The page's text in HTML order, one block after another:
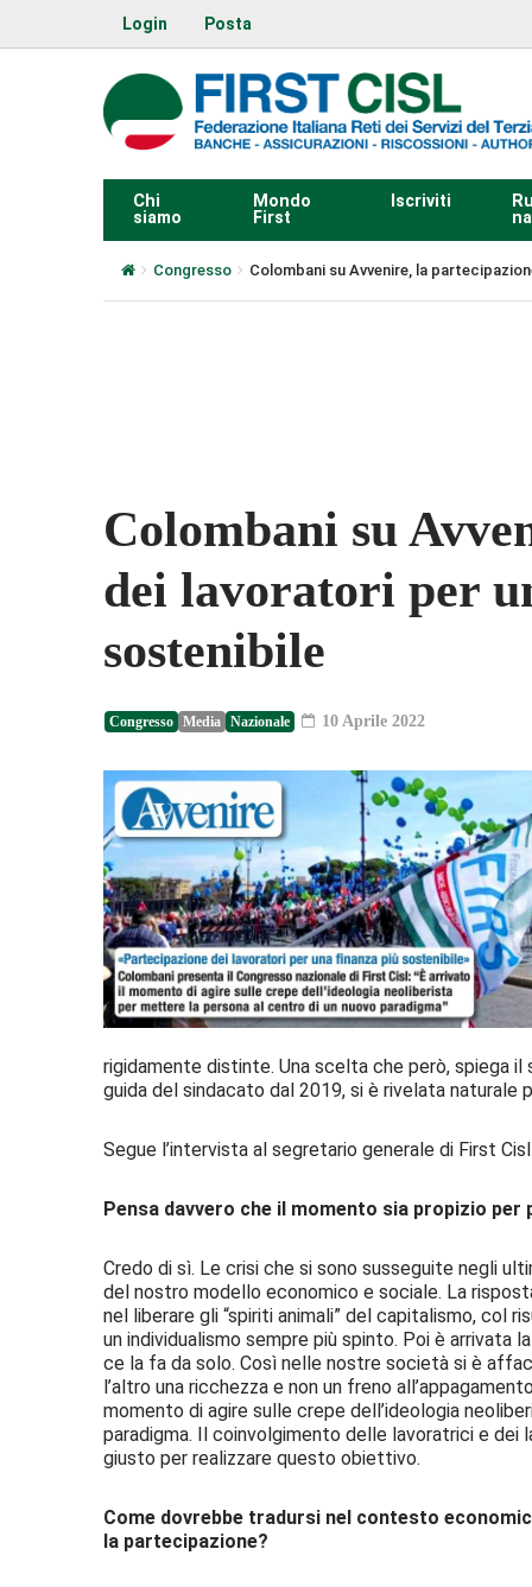
Login Posta
Chi
siamo
Mondo
First
Iscriviti
Congresso Colombani su Avvenire, la
Colombani su
dei lavoratori per
sostenibile
Congresso Media Nazionale 10 Aprile 2022
rigidamente distinte. Una scelta che però, spiega
guida del sindacato dal 2019, si è rivelata naturale
Segue l’intervista al segretario generale di First
Pensa davvero che il momento sia propizio
Credo di sì. Le crisi che si sono susseguite negli
del nostro modello economico e sociale. La
nel liberare gli “spiriti animali” del capitalismo, col
un individualismo sempre più spinto. Poi è arrivata
ce la fa da solo. Così nelle nostre società si è
l’altro una ricchezza e non un freno
momento di agire sulle crepe dell’ideologia
paradigma. Il coinvolgimento delle lavoratrici e
giusto per realizzare questo obiettivo.
Come dovrebbe tradursi nel contesto
la partecipazione?